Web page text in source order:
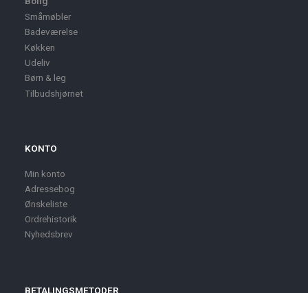
Småmøbler
Badeværelse
Køkken
Udeliv
Børn & leg
Tilbudshjørnet
KONTO
Min konto
Adressebog
Ønskeliste
Ordrehistorik
Nyhedsbrev
BETALINGSMETODER